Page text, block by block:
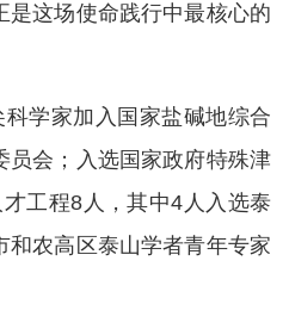
是这场使命践行中最核心的
学家加入国家盐碱地综合
员会；入选国家政府特殊津
工程8人，其中4人入选泰
和农高区泰山学者青年专家